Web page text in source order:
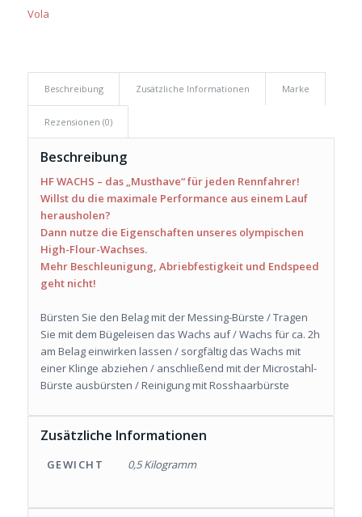
Vola
Beschreibung Zusätzliche Informationen Marke
Rezensionen (0)
Beschreibung
HF WACHS – das „Musthave“ für jeden Rennfahrer!
Willst du die maximale Performance aus einem Lauf
herausholen?
Dann nutze die Eigenschaften unseres olympischen
High-Flour-Wachses.
Mehr Beschleunigung, Abriebfestigkeit und Endspeed
geht nicht!
Bürsten Sie den Belag mit der Messing-Bürste / Tragen
Sie mit dem Bügeleisen das Wachs auf / Wachs für ca. 2h
am Belag einwirken lassen / sorgfältig das Wachs mit
einer Klinge abziehen / anschließend mit der Microstahl-
Bürste ausbürsten / Reinigung mit Rosshaarbürste
Zusätzliche Informationen
GEWICHT 0,5 Kilogramm